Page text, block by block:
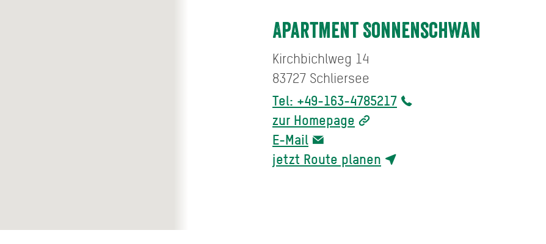
Apartment Sonnenschwan
Kirchbichlweg 14
83727 Schliersee
Tel: +49-163-4785217
zur Homepage
E-Mail
jetzt Route planen